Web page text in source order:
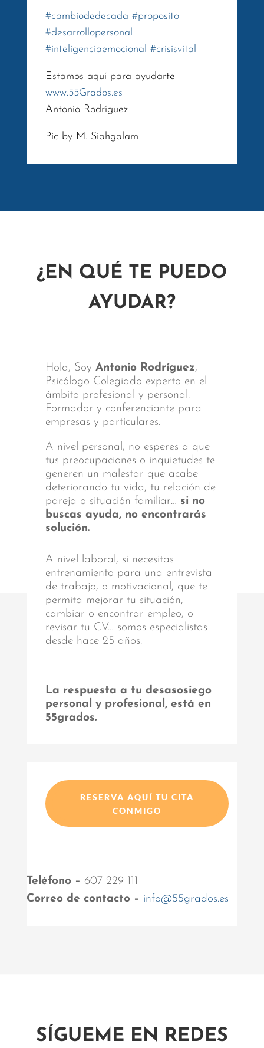
#cambiodedecada #proposito
#desarrollopersonal
#inteligenciaemocional #crisisvital
Estamos aquí para ayudarte
www.55Grados.es
Antonio Rodríguez
Pic by M. Siahgalam
¿EN QUÉ TE PUEDO
AYUDAR?
Hola, Soy Antonio Rodríguez,
Psicólogo Colegiado experto en el
ámbito profesional y personal.
Formador y conferenciante para
empresas y particulares.
A nivel personal, no esperes a que
tus preocupaciones o inquietudes te
generen un malestar que acabe
deteriorando tu vida, tu relación de
pareja o situación familiar… si no
buscas ayuda, no encontrarás
solución.
A nivel laboral, si necesitas
entrenamiento para una entrevista
de trabajo, o motivacional, que te
permita mejorar tu situación,
cambiar o encontrar empleo, o
revisar tu CV… somos especialistas
desde hace 25 años.
La respuesta a tu desasosiego
personal y profesional, está en
55grados.
RESERVA AQUÍ TU CITA
CONMIGO
Teléfono – 607 229 111
Correo de contacto – info@55grados.es
SÍGUEME EN REDES